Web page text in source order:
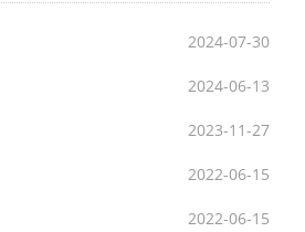
2024-07-30
2024-06-13
2023-11-27
2022-06-15
2022-06-15